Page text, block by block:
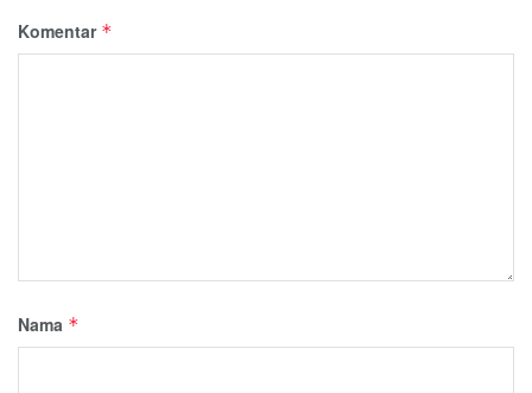
Komentar *
Nama *